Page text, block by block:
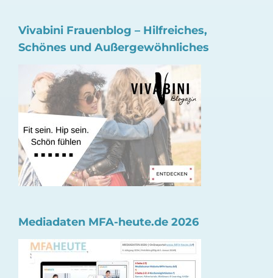
Vivabini Frauenblog – Hilfreiches,
Schönes und Außergewöhnliches
Mediadaten MFA-heute.de 2026